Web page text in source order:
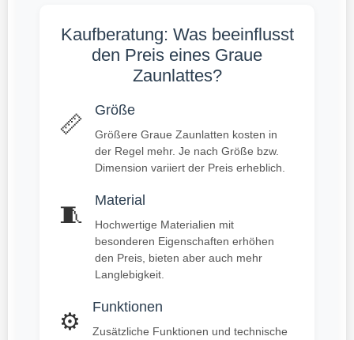
Kaufberatung: Was beeinflusst
den Preis eines Graue
Zaunlattes?
📏
Größe
Größere Graue Zaunlatten kosten in
der Regel mehr. Je nach Größe bzw.
Dimension variiert der Preis erheblich.
🧵
Material
Hochwertige Materialien mit
besonderen Eigenschaften erhöhen
den Preis, bieten aber auch mehr
Langlebigkeit.
⚙️
Funktionen
Zusätzliche Funktionen und technische